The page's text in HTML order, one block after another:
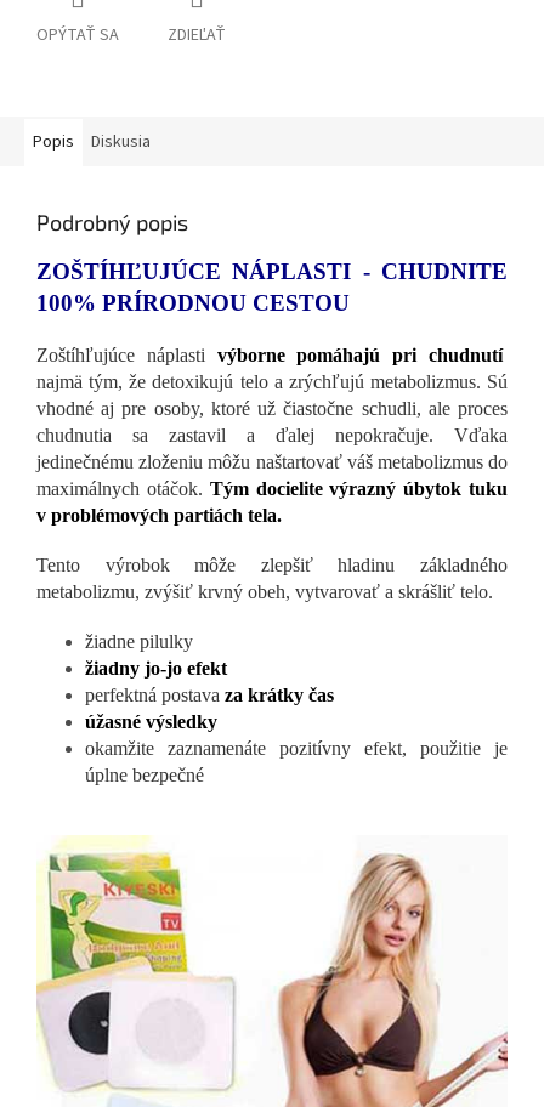
OPÝTAŤ SA ZDIEĽAŤ
Popis Diskusia
Podrobný popis
ZOŠTÍHĽUJÚCE NÁPLASTI - CHUDNITE
100% PRÍRODNOU CESTOU
Zoštíhľujúce náplasti výborne pomáhajú pri chudnutí
najmä tým, že detoxikujú telo a zrýchľujú metabolizmus. Sú
vhodné aj pre osoby, ktoré už čiastočne schudli, ale proces
chudnutia sa zastavil a ďalej nepokračuje. Vďaka
jedinečnému zloženiu môžu naštartovať váš metabolizmus do
maximálnych otáčok. Tým docielite výrazný úbytok tuku
v problémových partiách tela.
Tento výrobok môže zlepšiť hladinu základného
metabolizmu, zvýšiť krvný obeh, vytvarovať a skrášliť telo.
žiadne pilulky
žiadny jo-jo efekt
perfektná postava za krátky čas
úžasné výsledky
okamžite zaznamenáte pozitívny efekt, použitie je
úplne bezpečné